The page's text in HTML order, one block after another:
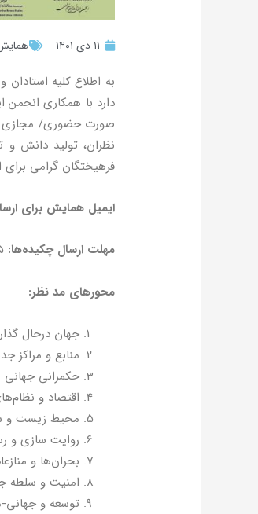
۱۱ دی ۱۴۰۱
به اطلاع كليه
دارد با همكاري انجمن
صورت حضوری/ مجازی
نظران، توليد دانش و
فرهيختگان گرامي
ايميل همايش براي
مهلت ارسال چكيده‌ها: ۲۵ دي ۱۴۰۱
محورهاي مد نظر:
جهان درحال
منابع و مراكز
حكمراني جهاني
اقتصاد و
محيط زيست و
روايت سازي و
بحران‌ها و
امنيت و سلطه
توسعه و